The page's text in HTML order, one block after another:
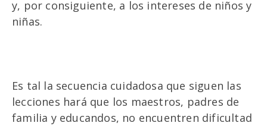
y, por consiguiente, a los intereses de niños y
niñas.
Es tal la secuencia cuidadosa que siguen las
lecciones hará que los maestros, padres de
familia y educandos, no encuentren dificultad